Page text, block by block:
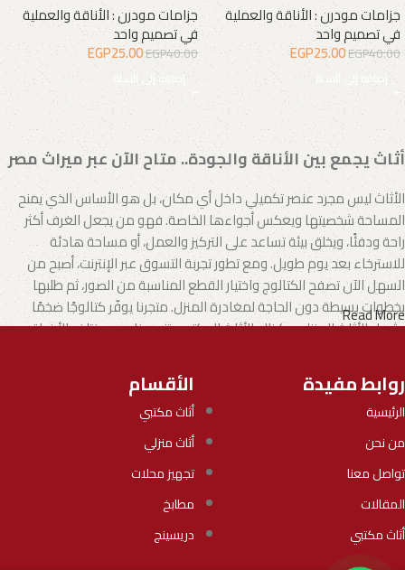
جزامات مودرن : الأناقة والعملية
في تصميم واحد
EGP40.00
EGP25.00
إضافة إلى السلة
جزامات مودرن : الأناقة والعملية
في تصميم واحد
EGP40.00
EGP25.00
إضافة إلى السلة
أثاث يجمع بين الأناقة والجودة.. متاح الآن عبر ميراث مصر
الأثاث ليس مجرد عنصر تكميلي داخل أي مكان، بل هو الأساس الذي يمنح
المساحة شخصيتها ويعكس أجواءها الخاصة. فهو من يجعل الغرف أكثر
راحة ودفئًا، ويخلق بيئة تساعد على التركيز والعمل، أو مساحة هادئة
للاسترخاء بعد يوم طويل. ومع تطور تجربة التسوق عبر الإنترنت، أصبح من
السهل الآن تصفح الكتالوج واختيار القطع المناسبة من الصور، ثم طلبها
بخطوات بسيطة دون الحاجة لمغادرة المنزل. متجرنا يوفّر كتالوجًا ضخمًا
يشمل الأثاث المنزلي وكذلك الأثاث المكتبي بتنوع يناسب مختلف الأذواق
الأثاث.. فن يجمع بين الإبداع والجودة
تطورت صناعة الأثاث لتصبح مزيجًا من الفن والوظيفة، حيث يقدم المصنّعون
اليوم خيارات تلبي جميع الأذواق، بدءًا من الموديلات العملية الجاهزة وحتى
التصاميم الفريدة التي تحمل بصمة الحرفيين المبدعين.
نحن في
اخترنا بعناية مجموعة من أفضل الموديلات التي توازن
بين الأناقة والجودة والعملية في كل قطعة. كما نعمل مع شركات
Read More
روابط مفيدة
الرئيسية
من نحن
تواصل معنا
المقالات
أثاث مكتبي
الأقسام
أثاث مكتبي
أثاث منزلي
تجهيز محلات
مطابخ
دريسينج